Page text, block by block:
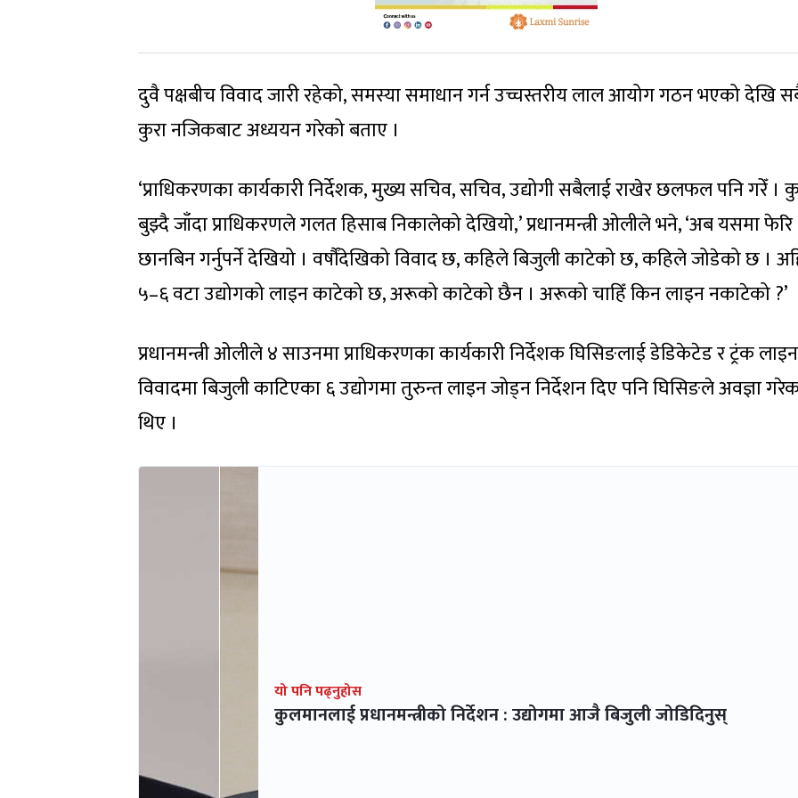
दुवै पक्षबीच विवाद जारी रहेको, समस्या समाधान गर्न उच्चस्तरीय लाल आयोग गठन भएको देखि
कुरा नजिकबाट अध्ययन गरेको बताए ।
‘प्राधिकरणका कार्यकारी निर्देशक, मुख्य सचिव, सचिव, उद्योगी सबैलाई राखेर छलफल पनि गरेँ ।
बुझ्दै जाँदा प्राधिकरणले गलत हिसाब निकालेको देखियो,’ प्रधानमन्त्री ओलीले भने, ‘अब यसमा फेरि
छानबिन गर्नुपर्ने देखियो । वर्षौंदेखिको विवाद छ, कहिले बिजुली काटेको छ, कहिले जोडेको छ ।
५–६ वटा उद्योगको लाइन काटेको छ, अरूको काटेको छैन । अरूको चाहिँ किन लाइन नकाटेको ?’
प्रधानमन्त्री ओलीले ४ साउनमा प्राधिकरणका कार्यकारी निर्देशक घिसिङलाई डेडिकेटेड र ट्रंक लाइन
विवादमा बिजुली काटिएका ६ उद्योगमा तुरुन्त लाइन जोड्न निर्देशन दिए पनि घिसिङले अवज्ञा
थिए ।
यो पनि पढ्नुहोस
कुलमानलाई प्रधानमन्त्रीको निर्देशन : उद्योगमा आजै बिजुली जोडिदिनुस्